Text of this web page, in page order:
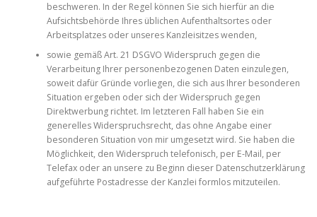
beschweren. In der Regel können Sie sich hierfür an die
Aufsichtsbehörde Ihres üblichen Aufenthaltsortes oder
Arbeitsplatzes oder unseres Kanzleisitzes wenden,
sowie gemäß Art. 21 DSGVO Widerspruch gegen die
Verarbeitung Ihrer personenbezogenen Daten einzulegen,
soweit dafür Gründe vorliegen, die sich aus Ihrer besonderen
Situation ergeben oder sich der Widerspruch gegen
Direktwerbung richtet. Im letzteren Fall haben Sie ein
generelles Widerspruchsrecht, das ohne Angabe einer
besonderen Situation von mir umgesetzt wird. Sie haben die
Möglichkeit, den Widerspruch telefonisch, per E-Mail, per
Telefax oder an unsere zu Beginn dieser Datenschutzerklärung
aufgeführte Postadresse der Kanzlei formlos mitzuteilen.